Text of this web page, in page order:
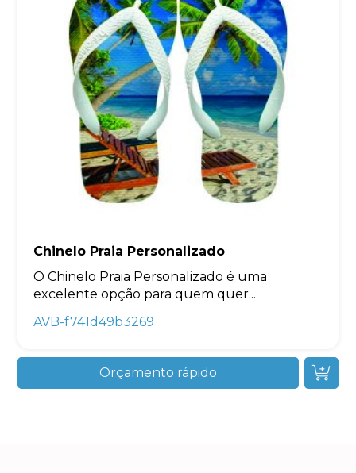
Chinelo Praia Personalizado
O Chinelo Praia Personalizado é uma
excelente opção para quem quer...
AVB-f741d49b3269
Orçamento rápido